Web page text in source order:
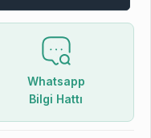
Whatsapp
Bilgi Hattı